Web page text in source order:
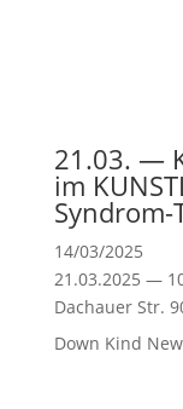
21.03. —
im
Syndrom-
14/03/2025
21.03.2025 —
Dachauer Str.
Down Kind